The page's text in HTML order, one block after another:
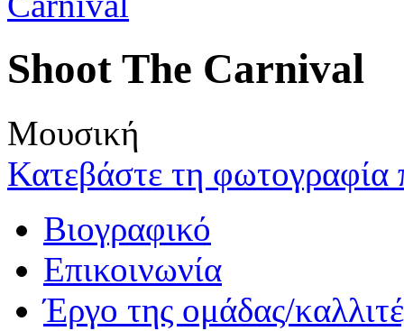
Shoot The Carnival
Μουσική
Κατεβάστε τη φωτογραφία
Βιογραφικό
Επικοινωνία
Έργο της ομάδας/